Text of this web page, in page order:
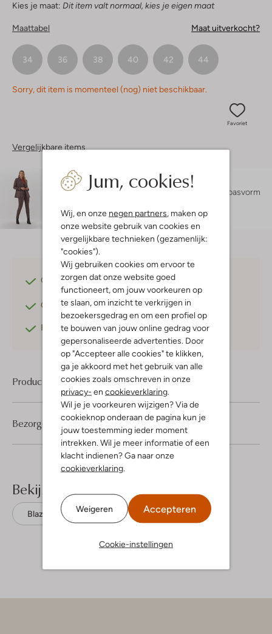
Jum, cookies!
Wij, en onze negen partners, maken op
onze website gebruik van cookies en
vergelijkbare technieken (gezamenlijk:
"cookies").
Wij gebruiken cookies om ervoor te
zorgen dat onze website goed
functioneert, om jouw voorkeuren op
te slaan, om inzicht te verkrijgen in
bezoekersgedrag en om een profiel op
te bouwen van jouw online gedrag voor
gepersonaliseerde advertenties. Door
op "Accepteer alle cookies" te klikken,
ga je akkoord met het gebruik van alle
cookies zoals omschreven in onze
privacy- en cookieverklaring.
Wil je je voorkeuren wijzigen? Via de
cookieknop onderaan de pagina kun je
jouw toestemming ieder moment
intrekken. Wil je meer informatie of een
klacht indienen? Ga naar onze
cookieverklaring.
Weigeren Accepteren
Cookie-instellingen
Kies je maat: Dit item valt normaal, kies je eigen maat
Maattabel Maat uitverkocht?
34 36 38 40 42 44
Sorry, dit item is momenteel (nog) niet beschikbaar.
Favoriet
Vergelijkbare items
Maatadvies
Lara is 1 meter 76 lang en draagt maat 36.
De pasvorm
Gratis verzendingvanaf €75,-
Gratis retournerenbinnen 30 dagen*
Betaal achterafmet Klarna
Product informatie
Bezorgen & retourneren
Bekijk meer
Blazers Mos Mosh Polyester